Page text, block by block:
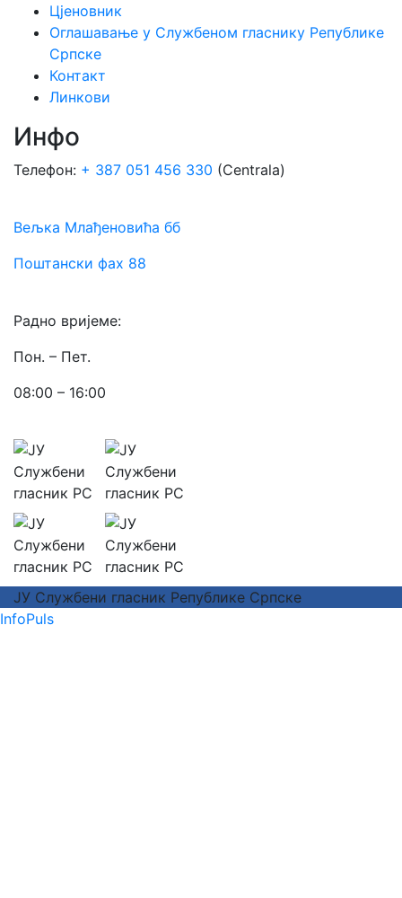
Цјеновник
Оглашавање у Службеном гласнику Републике
Српске
Контакт
Линкови
Инфо
Телефон: + 387 051 456 330 (Centrala)
Вељка Млађеновића бб
Поштански фах 88
Радно вријеме:
Пон. – Пет.
08:00 – 16:00
ЈУ Службени гласник Републике Српске
InfoPuls